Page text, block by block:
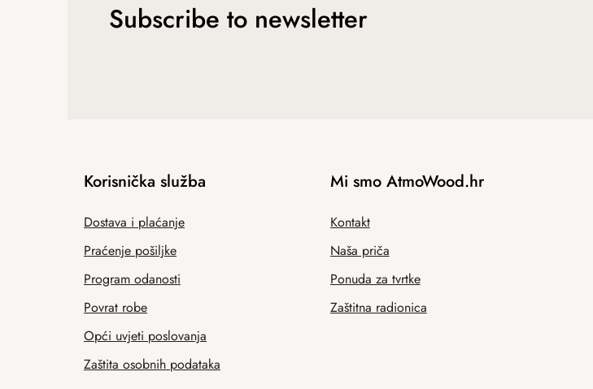
Subscribe to newsletter
Korisnička služba
Dostava i plaćanje
Praćenje pošiljke
Program odanosti
Povrat robe
Opći uvjeti poslovanja
Zaštita osobnih podataka
Mi smo AtmoWood.hr
Kontakt
Naša priča
Ponuda za tvrtke
Zaštitna radionica